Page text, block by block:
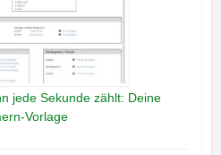
jede Sekunde zählt: Deine
Vorlage